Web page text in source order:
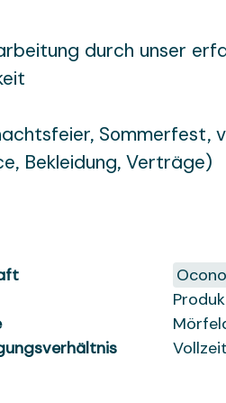
durch unser
Sommerfest,
Bekleidung, Verträge)
Vollzeit